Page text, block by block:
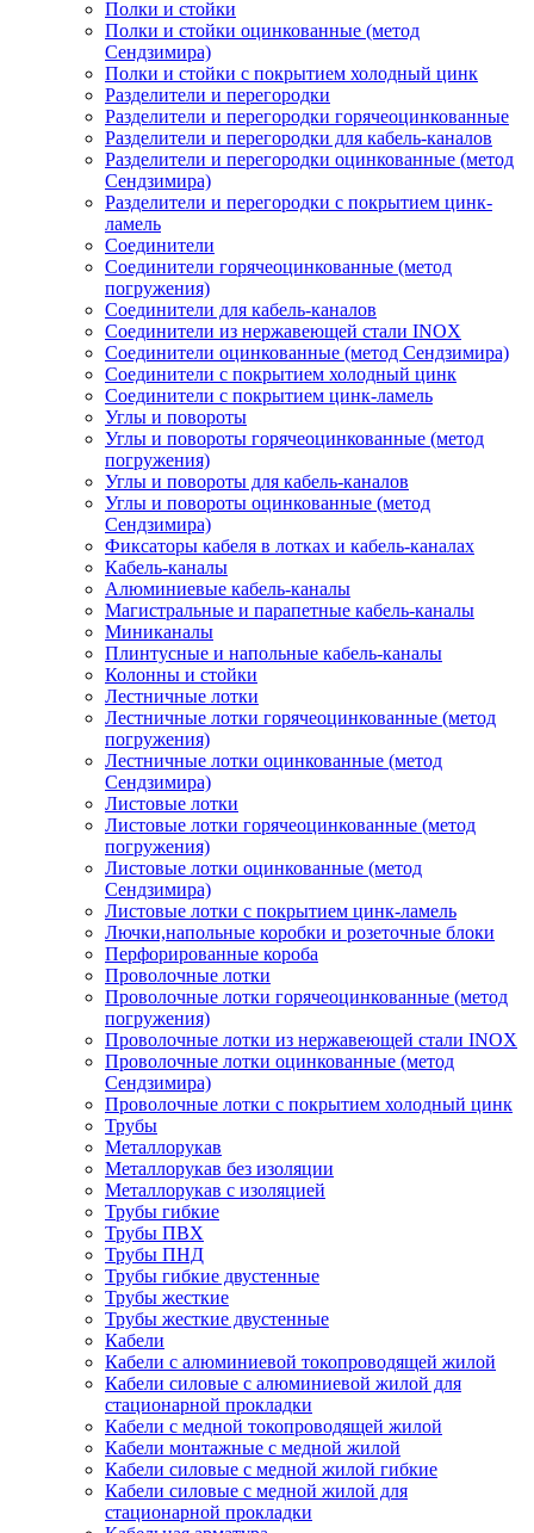
Полки и стойки
Полки и стойки оцинкованные (метод
Сендзимира)
Полки и стойки с покрытием холодный цинк
Разделители и перегородки
Разделители и перегородки горячеоцинкованные
Разделители и перегородки для кабель-каналов
Разделители и перегородки оцинкованные (метод
Сендзимира)
Разделители и перегородки с покрытием цинк-
ламель
Соединители
Соединители горячеоцинкованные (метод
погружения)
Соединители для кабель-каналов
Соединители из нержавеющей стали INOX
Соединители оцинкованные (метод Сендзимира)
Соединители с покрытием холодный цинк
Соединители с покрытием цинк-ламель
Углы и повороты
Углы и повороты горячеоцинкованные (метод
погружения)
Углы и повороты для кабель-каналов
Углы и повороты оцинкованные (метод
Сендзимира)
Фиксаторы кабеля в лотках и кабель-каналах
Кабель-каналы
Алюминиевые кабель-каналы
Магистральные и парапетные кабель-каналы
Миниканалы
Плинтусные и напольные кабель-каналы
Колонны и стойки
Лестничные лотки
Лестничные лотки горячеоцинкованные (метод
погружения)
Лестничные лотки оцинкованные (метод
Сендзимира)
Листовые лотки
Листовые лотки горячеоцинкованные (метод
погружения)
Листовые лотки оцинкованные (метод
Сендзимира)
Листовые лотки с покрытием цинк-ламель
Лючки,напольные коробки и розеточные блоки
Перфорированные короба
Проволочные лотки
Проволочные лотки горячеоцинкованные (метод
погружения)
Проволочные лотки из нержавеющей стали INOX
Проволочные лотки оцинкованные (метод
Сендзимира)
Проволочные лотки с покрытием холодный цинк
Трубы
Металлорукав
Металлорукав без изоляции
Металлорукав с изоляцией
Трубы гибкие
Трубы ПВХ
Трубы ПНД
Трубы гибкие двустенные
Трубы жесткие
Трубы жесткие двустенные
Кабели
Кабели с алюминиевой токопроводящей жилой
Кабели силовые с алюминиевой жилой для
стационарной прокладки
Кабели с медной токопроводящей жилой
Кабели монтажные с медной жилой
Кабели силовые с медной жилой гибкие
Кабели силовые с медной жилой для
стационарной прокладки